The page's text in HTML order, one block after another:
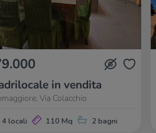
in vendita
Via Colacchio
4 locali 110 Mq 2 bagni